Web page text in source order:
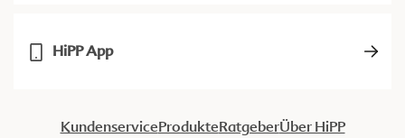
HiPP App
KundenserviceProdukteRatgeberÜber HiPP